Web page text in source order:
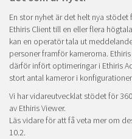
En stor nyhet är det helt nya
Ethiris Client till en eller flera
kan en operatör tala ut
personer framför kamerorna.
därför infört optimeringar i Ethiris
stort antal kameror i
Vi har vidareutvecklat stödet för
av Ethiris Viewer.
Läs vidare för att få veta mer om
10.2.